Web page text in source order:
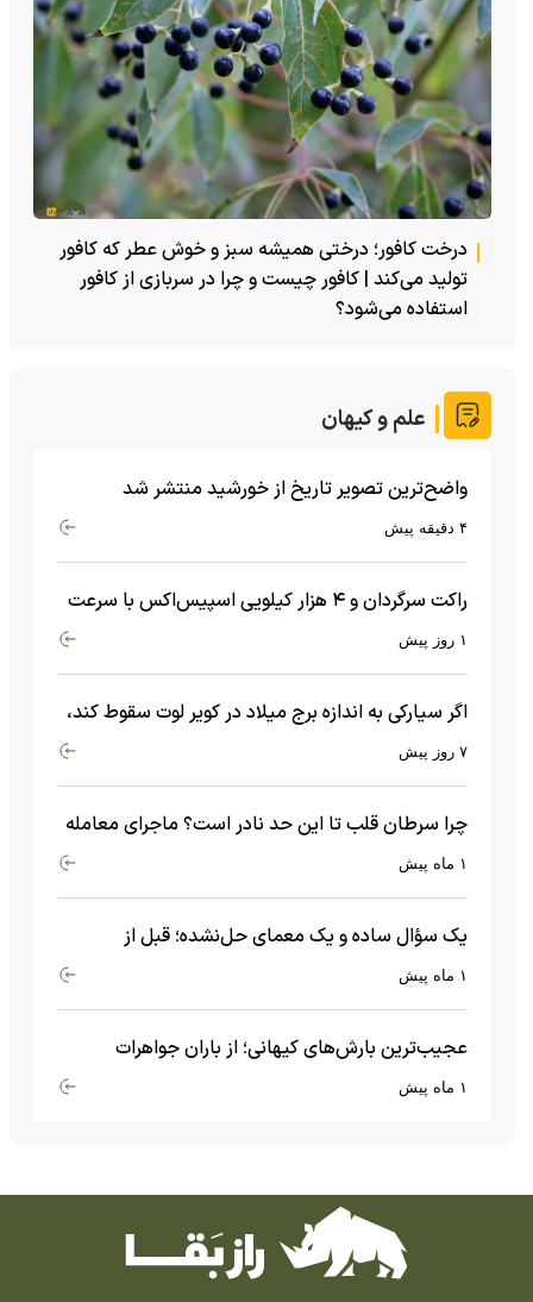
درخت کافور؛ درختی همیشه سبز و خوش عطر که کافور
تولید می‌کند | کافور چیست و چرا در سربازی از کافور
استفاده می‌شود؟
علم و کیهان
واضح‌ترین تصویر تاریخ از خورشید منتشر شد
۴ دقیقه پیش
راکت سرگردان و ۴ هزار کیلویی اسپیس‌اکس با سرعت
هشت هزار و ۶۹۰ کیلومتر در ساعت به ماه برخورد کرد۱ روز پیش
اگر سیارکی به اندازه برج میلاد در کویر لوت سقوط کند،
چه اتفاقی می‌افتد؟
۷ روز پیش
چرا سرطان قلب تا این حد نادر است؟ ماجرای معامله
عجیبی که در بدن اتفاق می‌افتد!۱ ماه پیش
یک سؤال ساده و یک معمای حل‌نشده؛ قبل از
بیگ‌بنگ و آغاز جهان چه چیزی وجود داشت؟۱ ماه پیش
عجیب‌ترین بارش‌های کیهانی؛ از باران جواهرات
گران‌قیمت تا بارش آهن و شیشه۱ ماه پیش